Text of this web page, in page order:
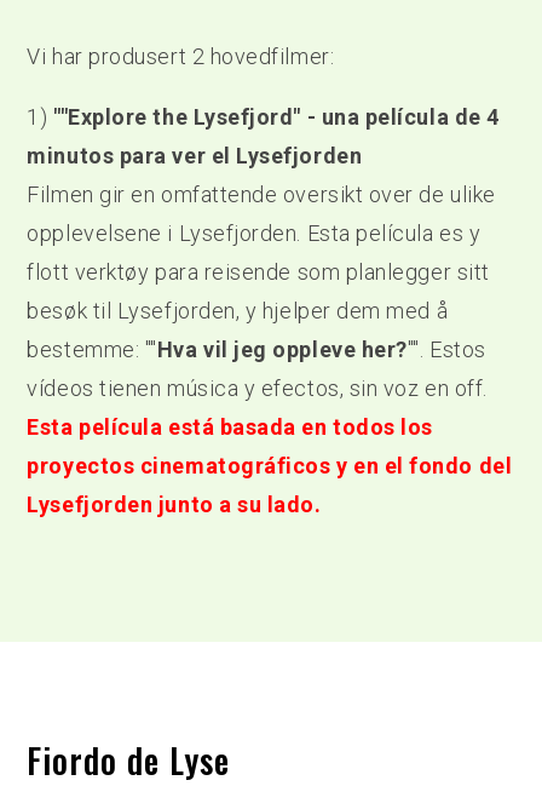
Vi har produsert 2 hovedfilmer:
1) ""Explore the Lysefjord" - una película de 4
minutos para ver el Lysefjorden
Filmen gir en omfattende oversikt over de ulike
opplevelsene i Lysefjorden. Esta película es y
flott verktøy para reisende som planlegger sitt
besøk til Lysefjorden, y hjelper dem med å
bestemme: ""Hva vil jeg oppleve her?"". Estos
vídeos tienen música y efectos, sin voz en off.
Esta película está basada en todos los
proyectos cinematográficos y en el fondo del
Lysefjorden junto a su lado.
Fiordo de Lyse